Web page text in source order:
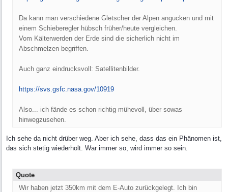
Da kann man verschiedene Gletscher der Alpen angucken und mit
einem Schieberegler hübsch früher/heute vergleichen.
Vom Kälterwerden der Erde sind die sicherlich nicht im
Abschmelzen begriffen.
Auch ganz eindrucksvoll: Satellitenbilder.
https://svs.gsfc.nasa.gov/10919
Also... ich fände es schon richtig mühevoll, über sowas
hinwegzusehen.
Ich sehe da nicht drüber weg. Aber ich sehe, dass das ein Phänomen ist,
das sich stetig wiederholt. War immer so, wird immer so sein.
Quote
Wir haben jetzt 350km mit dem E-Auto zurückgelegt. Ich bin